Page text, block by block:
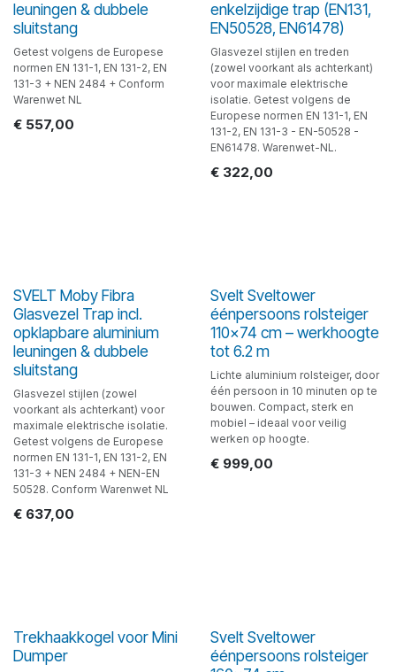
leuningen & dubbele
sluitstang
Getest volgens de Europese
normen EN 131-1, EN 131-2, EN
131-3 + NEN 2484 + Conform
Warenwet NL
€ 557,00
enkelzijdige trap (EN131,
EN50528, EN61478)
Glasvezel stijlen en treden
(zowel voorkant als achterkant)
voor maximale elektrische
isolatie. Getest volgens de
Europese normen EN 131-1, EN
131-2, EN 131-3 - EN-50528 -
EN61478. Warenwet-NL.
€ 322,00
SVELT Moby Fibra
Glasvezel Trap incl.
opklapbare aluminium
leuningen & dubbele
sluitstang
Glasvezel stijlen (zowel
voorkant als achterkant) voor
maximale elektrische isolatie.
Getest volgens de Europese
normen EN 131-1, EN 131-2, EN
131-3 + NEN 2484 + NEN-EN
50528. Conform Warenwet NL
€ 637,00
Svelt Sveltower
éénpersoons rolsteiger
110x74 cm – werkhoogte
tot 6.2 m
Lichte aluminium rolsteiger, door
één persoon in 10 minuten op te
bouwen. Compact, sterk en
mobiel – ideaal voor veilig
werken op hoogte.
€ 999,00
Trekhaakkogel voor Mini
Dumper
Svelt Sveltower
éénpersoons rolsteiger